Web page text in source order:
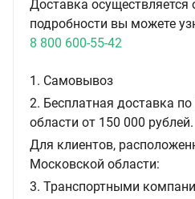
Доставка осуществляется
подробности вы можете
8 800 600-55-42
1. Самовывоз
2. Бесплатная доставка
области от 150 000 рублей.
Для клиентов,
Московской области:
3. Транспортными